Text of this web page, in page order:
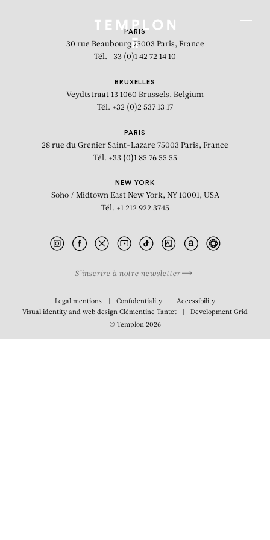
Le marchand de couleurs
PARIS
30 rue Beaubourg 75003 Paris, France
Tél. +33 (0)1 42 72 14 10
BRUXELLES
Veydtstraat 13 1060 Brussels, Belgium
Tél. +32 (0)2 537 13 17
PARIS
28 rue du Grenier Saint-Lazare 75003 Paris, France
Tél. +33 (0)1 85 76 55 55
NEW YORK
Soho / Midtown East New York, NY 10001, USA
Tél. +1 212 922 3745
S’inscrire à notre newsletter
Legal mentions Confidentiality
Accessibility
Visual identity and web design Clémentine Tantet DevelopmentGrid
© Templon 2026